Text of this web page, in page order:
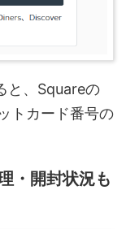
と、Squareの
トカード番号の
・開封状況も